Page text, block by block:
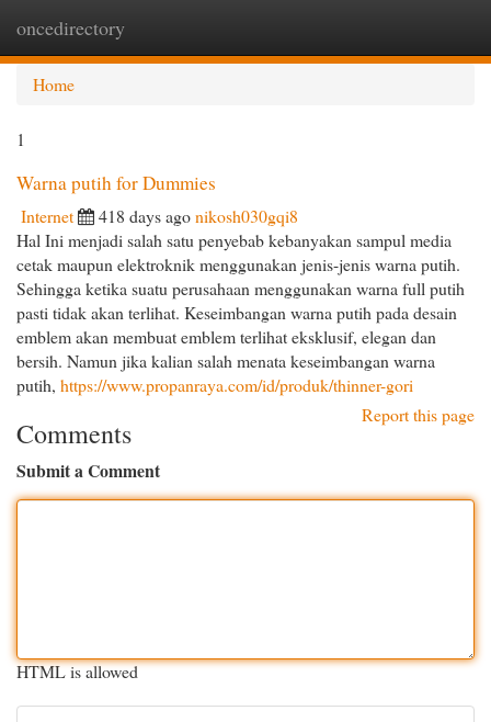
oncedirectory
Home
1
Warna putih for Dummies
Internet 418 days agonikosh030gqi8
Hal Ini menjadi salah satu penyebab kebanyakan sampul media
cetak maupun elektroknik menggunakan jenis-jenis warna putih.
Sehingga ketika suatu perusahaan menggunakan warna full putih
pasti tidak akan terlihat. Keseimbangan warna putih pada desain
emblem akan membuat emblem terlihat eksklusif, elegan dan
bersih. Namun jika kalian salah menata keseimbangan warna
putih, https://www.propanraya.com/id/produk/thinner-gori
Report this page
Comments
Submit a Comment
HTML is allowed